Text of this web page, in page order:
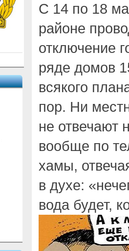
С 14 по 18
районе
отключение
ряде домов
всякого
пор. Ни
не отвечают
вообще по
хамы,
в духе:
вода будет,